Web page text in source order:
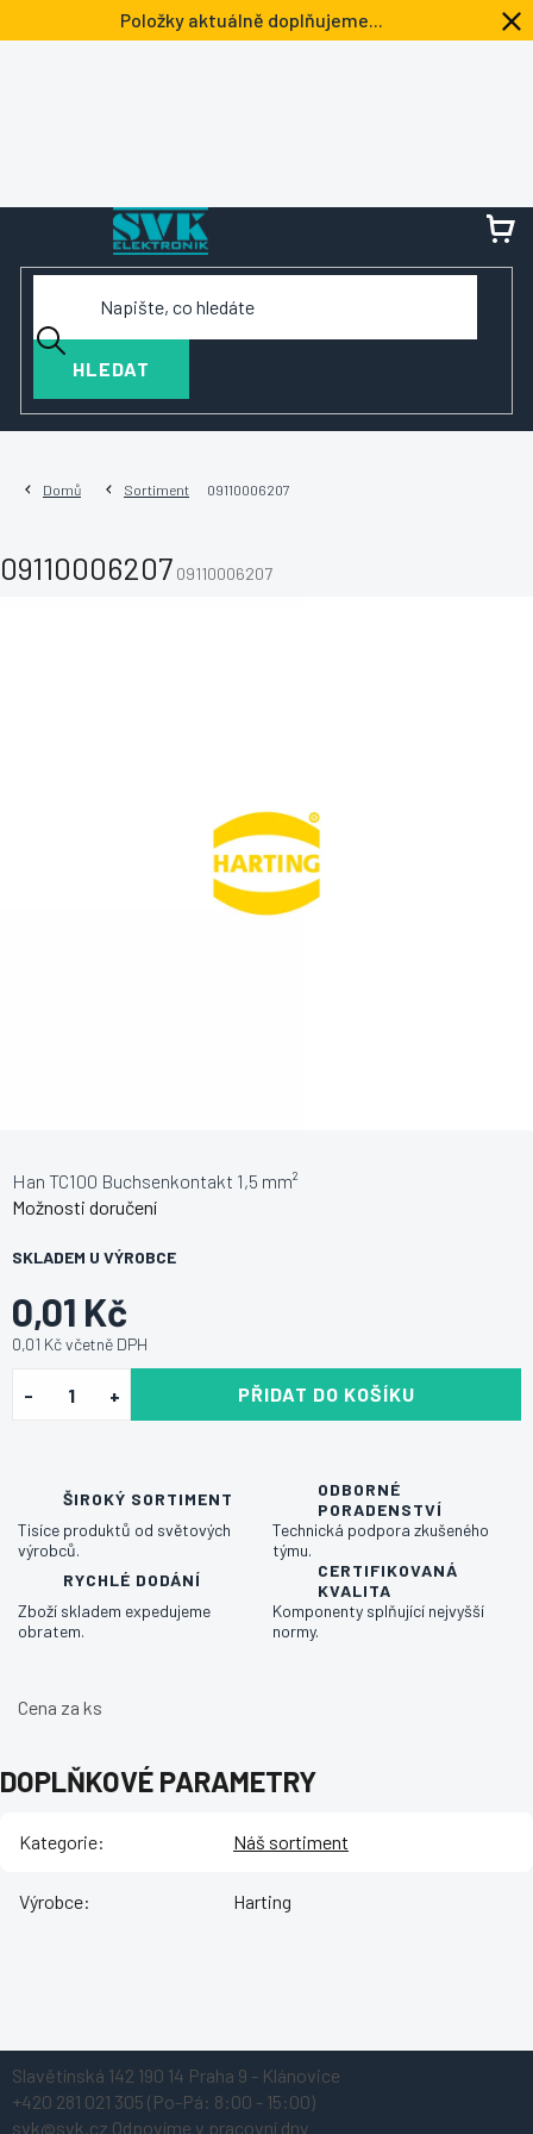
na
Položky aktuálně doplňujeme...
HLEDAT
Domů Sortiment 09110006207
09110006207 09110006207
0,01 Kč
0,01 Kč včetně DPH
SKLADEM U VÝROBCE
Možnosti doručení
PŘIDAT DO KOŠÍKU
Han TC100 Buchsenkontakt 1,5 mm²
ŠIROKÝ SORTIMENT
Tisíce produktů od světových
výrobců.
ODBORNÉ
PORADENSTVÍ
Technická podpora zkušeného
týmu.
RYCHLÉ DODÁNÍ
Zboží skladem expedujeme
obratem.
CERTIFIKOVANÁ
KVALITA
Komponenty splňující nejvyšší
normy.
Cena za ks
DOPLŇKOVÉ PARAMETRY
Kategorie: Náš sortiment
Výrobce: Harting
Slavětínská 142 190 14 Praha 9 - Klánovice
+420 281 021 305 (Po-Pá: 8:00 - 15:00)
svk@svk.cz Odpovíme v pracovní dny